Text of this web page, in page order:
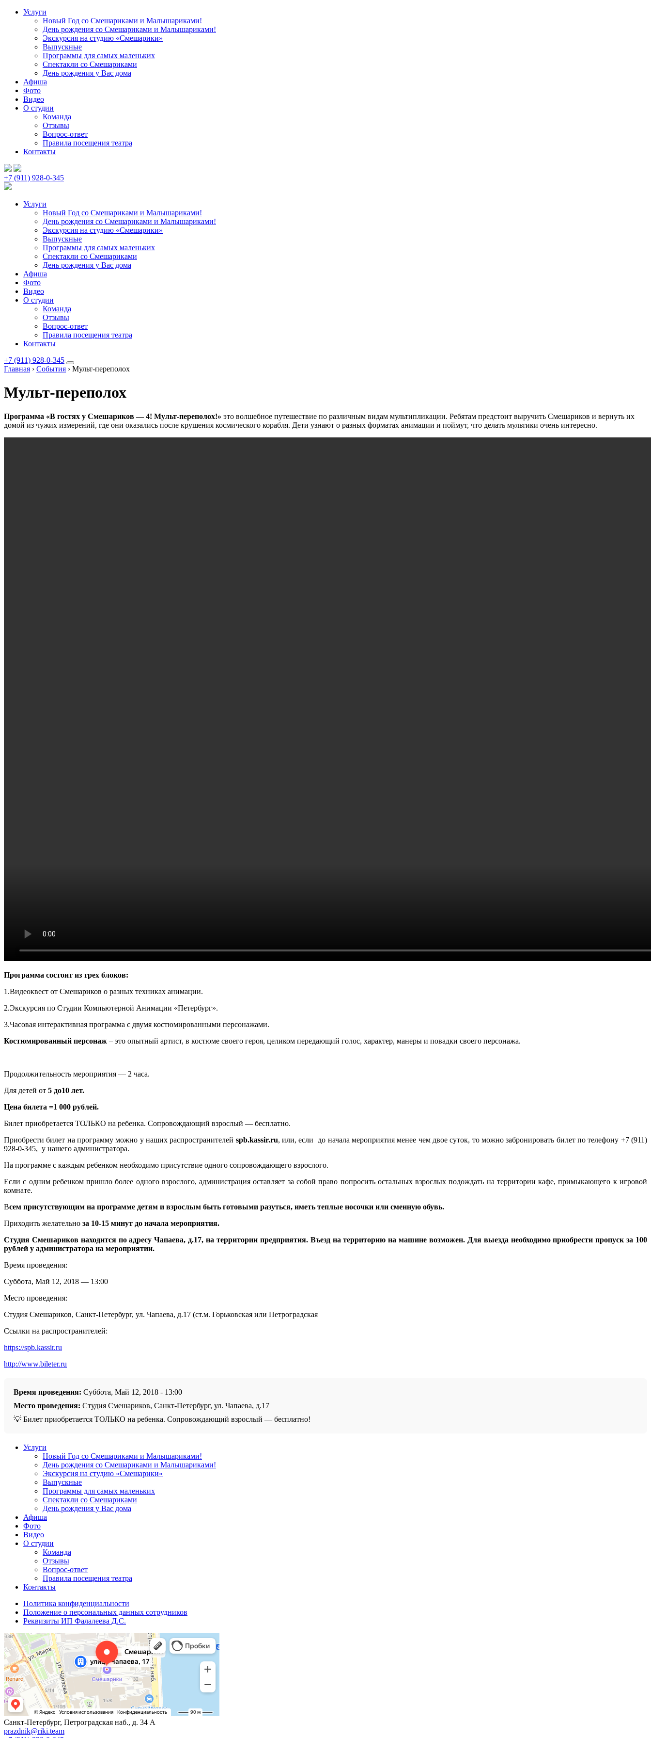
Услуги
Новый Год со Смешариками и Малышариками!
День рождения со Смешариками и Малышариками!
Экскурсия на студию «Смешарики»
Выпускные
Программы для самых маленьких
Спектакли со Смешариками
День рождения у Вас дома
Афиша
Фото
Видео
О студии
Команда
Отзывы
Вопрос-ответ
Правила посещения театра
Контакты
+7 (911) 928-0-345
Услуги
Новый Год со Смешариками и Малышариками!
День рождения со Смешариками и Малышариками!
Экскурсия на студию «Смешарики»
Выпускные
Программы для самых маленьких
Спектакли со Смешариками
День рождения у Вас дома
Афиша
Фото
Видео
О студии
Команда
Отзывы
Вопрос-ответ
Правила посещения театра
Контакты
+7 (911) 928-0-345
Главная › События › Мульт-переполох
Мульт-переполох
Программа «В гостях у Смешариков — 4! Мульт-переполох!» это волшебное путешествие по различным видам мультипликации. Ребятам предстоит выручить Смешариков и вернуть их
домой из чужих измерений, где они оказались после крушения космического корабля. Дети узнают о разных форматах анимации и поймут, что делать мультики очень интересно.
Программа состоит из трех блоков:
1.Видеоквест от Смешариков о разных техниках анимации.
2.Экскурсия по Студии Компьютерной Анимации «Петербург».
3.Часовая интерактивная программа с двумя костюмированными персонажами.
Костюмированный персонаж – это опытный артист, в костюме своего героя, целиком передающий голос, характер, манеры и повадки своего персонажа.
Продолжительность мероприятия — 2 часа.
Для детей от 5 до10 лет.
Цена билета =1 000 рублей.
Билет приобретается ТОЛЬКО на ребенка. Сопровождающий взрослый — бесплатно.
Приобрести билет на программу можно у наших распространителей spb.kassir.ru, или, если до начала мероприятия менее чем двое суток, то можно забронировать билет по телефону +7 (911)
928-0-345, у нашего администратора.
На программе с каждым ребенком необходимо присутствие одного сопровождающего взрослого.
Если с одним ребенком пришло более одного взрослого, администрация оставляет за собой право попросить остальных взрослых подождать на территории кафе, примыкающего к игровой
комнате.
Всем присутствующим на программе детям и взрослым быть готовыми разуться, иметь теплые носочки или сменную обувь.
Приходить желательно за 10-15 минут до начала мероприятия.
Студия Смешариков находится по адресу Чапаева, д.17, на территории предприятия. Въезд на территорию на машине возможен. Для выезда необходимо приобрести пропуск за 100
рублей у администратора на мероприятии.
Время проведения:
Суббота, Май 12, 2018 — 13:00
Место проведения:
Студия Смешариков, Санкт-Петербург, ул. Чапаева, д.17 (ст.м. Горьковская или Петроградская
Ссылки на распространителей:
https://spb.kassir.ru
http://www.bileter.ru
Время проведения: Суббота, Май 12, 2018 - 13:00
Место проведения: Студия Смешариков, Санкт-Петербург, ул. Чапаева, д.17
💡 Билет приобретается ТОЛЬКО на ребенка. Сопровождающий взрослый — бесплатно!
Услуги
Новый Год со Смешариками и Малышариками!
День рождения со Смешариками и Малышариками!
Экскурсия на студию «Смешарики»
Выпускные
Программы для самых маленьких
Спектакли со Смешариками
День рождения у Вас дома
Афиша
Фото
Видео
О студии
Команда
Отзывы
Вопрос-ответ
Правила посещения театра
Контакты
Политика конфиденциальности
Положение о персональных данных сотрудников
Реквизиты ИП Фалалеева Д.С.
Санкт-Петербург, Петроградская наб., д. 34 А
prazdnik@riki.team